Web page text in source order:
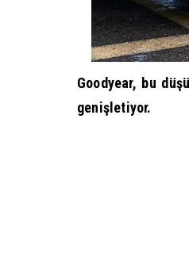
Goodyear, bu
genişletiyor.